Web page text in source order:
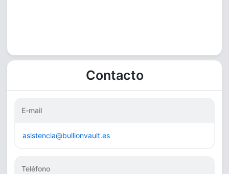
Contacto
E-mail
asistencia@bullionvault.es
Teléfono